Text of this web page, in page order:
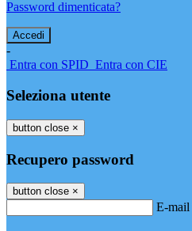
Password dimenticata?
-
Entra con SPID Entra con CIE
Seleziona utente
button close ×
Recupero password
button close ×
E-mail